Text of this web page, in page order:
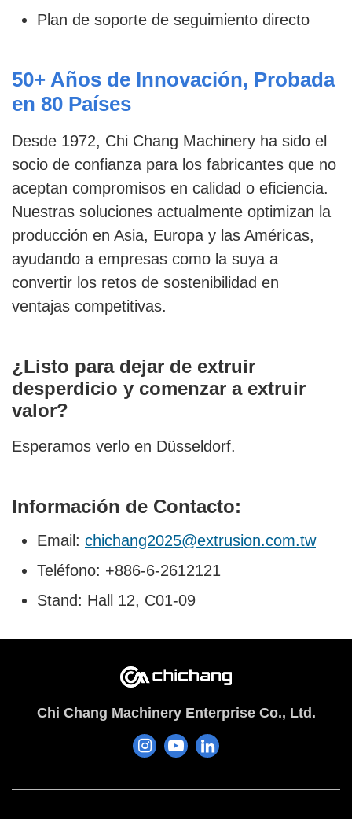
Plan de soporte de seguimiento directo
50+ Años de Innovación, Probada
en 80 Países
Desde 1972, Chi Chang Machinery ha sido el
socio de confianza para los fabricantes que no
aceptan compromisos en calidad o eficiencia.
Nuestras soluciones actualmente optimizan la
producción en Asia, Europa y las Américas,
ayudando a empresas como la suya a
convertir los retos de sostenibilidad en
ventajas competitivas.
¿Listo para dejar de extruir
desperdicio y comenzar a extruir
valor?
Esperamos verlo en Düsseldorf.
Información de Contacto:
Email: chichang2025@extrusion.com.tw
Teléfono: +886-6-2612121
Stand: Hall 12, C01-09
Chi Chang Machinery Enterprise Co., Ltd.